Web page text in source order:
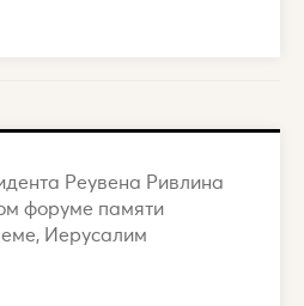
Реувена Ривлина
форуме памяти
Иерусалим